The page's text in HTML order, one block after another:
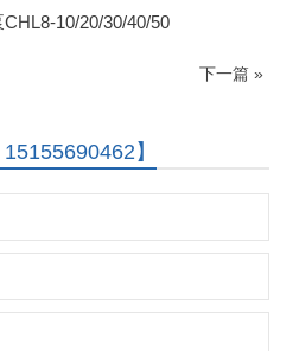
10/20/30/40/50
下一篇 »
】